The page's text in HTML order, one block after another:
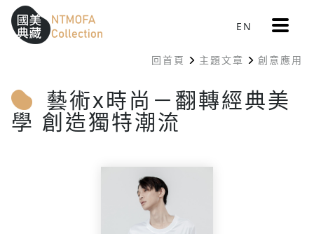
跳到中間主要內容區
網站導覽
::: EN 更
多
單
回首頁 主題文章 創意應用
藝術x時尚－翻轉經典美
學 創造獨特潮流